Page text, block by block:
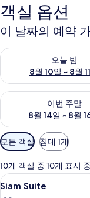
객실 옵션
이 날짜의 예약
오늘 밤
8월 10일 ~ 8월
오늘 밤 예약 가능 여
이번 주말
8월 14일 ~ 8월
이번 주말 예약 가능
객
실
에
사
용
모든 객실 침대 1개
10개 객실 중 10개 표시 중
Siam
Suite
7
Siam Suite